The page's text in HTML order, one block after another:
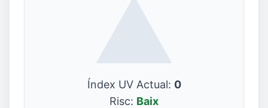
Índex UV Actual: 0
Risc: Baix